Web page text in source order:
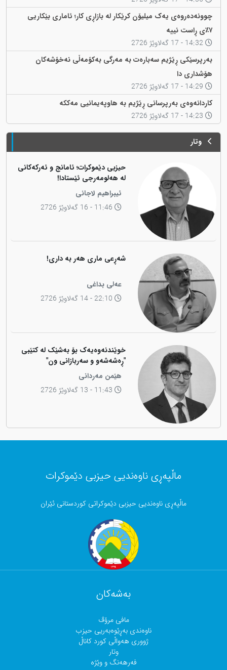
چوونەدەروەی یەک میلیۆن کرێکار لە بازاڕی کار؛ ئاماری بێکاریی
٧٪ی ڕاست نییە
بەرپرسێکی ڕێژیم سەبارەت بە مەرگی بەکۆمەڵی نەخۆشەکان
هۆشداری دا
کاردانەوەی بەرپرسانی ڕێژیم بە هاوپەیمانیی مەککە
وتار
حیزبی دێموکرات؛ ئامانج و ئەرکەکانی
لە هەلومەرجی ئێستادا!
ئیبراهیم لاجانی
شەڕعی ماری هەر بە داری!
عەلی بداغی
خوێندنەوەیەک بۆ بەشێک لە کتێبی
"ڕەشەشەو و سەربازانی ون"
هێمن مەردانی
ماڵپەڕی ناوەندیی حیزبی دێموکرات
ماڵپەڕی ناوەندیی حیزبی دێموکراتی کوردستانی ئێران
بەشەکان
مافی مرۆڤ
ناوەندی بەڕێوەبەریی حیزب
ژووری هەواڵی کورد کاناڵ
وتار
فەرهەنگ و وێژە